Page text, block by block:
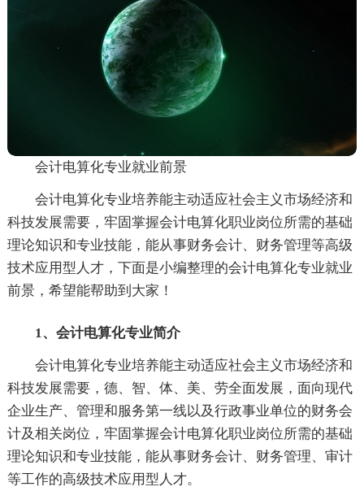
会计电算化专业就业前景
会计电算化专业培养能主动适应社会主义市场经济和
科技发展需要，牢固掌握会计电算化职业岗位所需的基础
理论知识和专业技能，能从事财务会计、财务管理等高级
技术应用型人才，下面是小编整理的会计电算化专业就业
前景，希望能帮助到大家！
1、会计电算化专业简介
会计电算化专业培养能主动适应社会主义市场经济和
科技发展需要，德、智、体、美、劳全面发展，面向现代
企业生产、管理和服务第一线以及行政事业单位的财务会
计及相关岗位，牢固掌握会计电算化职业岗位所需的基础
理论知识和专业技能，能从事财务会计、财务管理、审计
等工作的高级技术应用型人才。